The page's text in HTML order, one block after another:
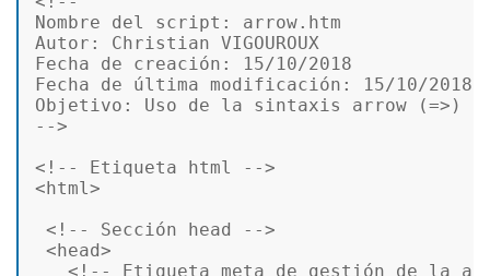
Nombre del script: arrow.htm
Autor: Christian VIGOUROUX
Fecha de creación: 15/10/2018
Fecha de última modificación: 15/10/
Objetivo: Uso de la sintaxis arrow (=>)
-->
<!-- Etiqueta html -->
<html>
<!-- Sección head -->
<head>
<!-- Etiqueta meta de gestión de la